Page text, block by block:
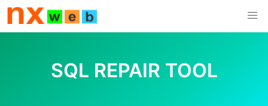
Skip
to
content
SQL REPAIR TOOL